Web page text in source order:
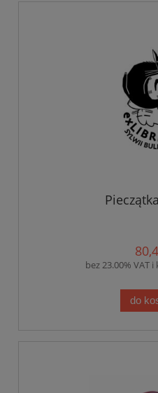
bez 23.00% VAT
do